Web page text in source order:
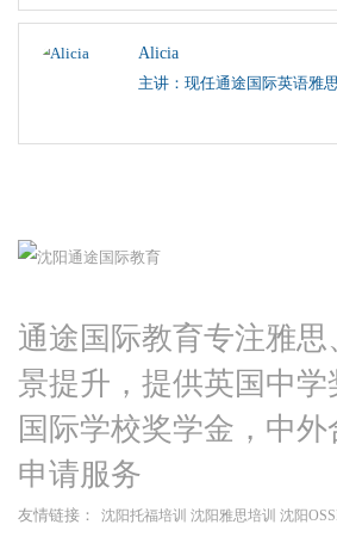
Alicia
主讲：现任通途国际英语雅
通途国际教育专注雅
景提升，提供英国中
国际学校奖学金，中
申请服务
友情链接： 沈阳托福培训 沈阳雅思培训 沈阳